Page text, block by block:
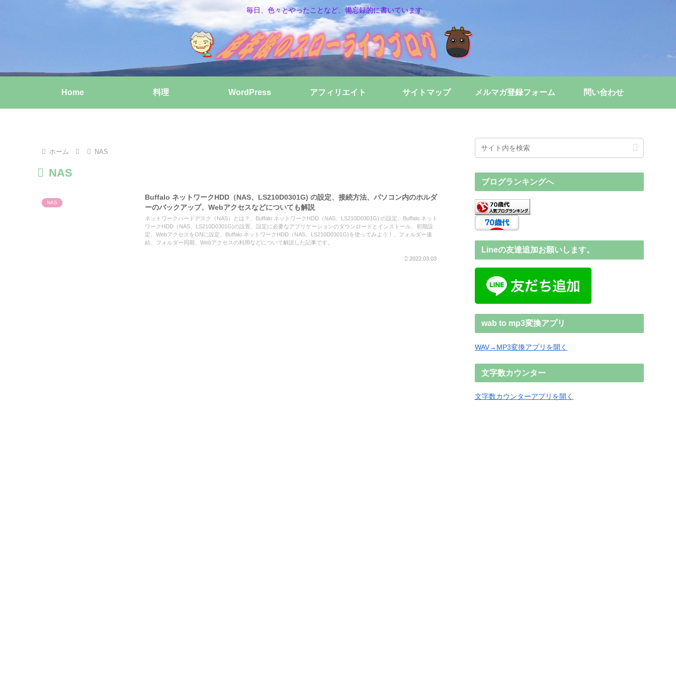
毎日、色々とやったことなど、備忘録的に書いています。
Home 料理 WordPress アフィリエイト サイトマップ メルマガ登録フォーム 問い合わせ
ホーム NAS
NAS
NAS
Buffalo ネットワークHDD（NAS、LS210D0301G) の設定、接続方法、パソコン内のホルダ
ーのバックアップ、Webアクセスなどについても解説
ネットワークハードデスク（NAS）とは？、Buffalo ネットワークHDD（NAS、LS210D0301G) の設定、Buffalo ネット
ワークHDD（NAS、LS210D0301G)の設置、設定に必要なアプリケーションのダウンロードとインストール、初期設
定、WebアクセスをONに設定、Buffalo ネットワークHDD（NAS、LS210D0301G)を使ってみよう！、フォルダー連
結、フォルダー同期、Webアクセスの利用などについて解説した記事です。
2022.03.03
ブログランキングへ
Lineの友達追加お願いします。
wab to mp3変換アプリ
WAV→MP3変換アプリを開く
文字数カウンター
文字数カウンターアプリを開く